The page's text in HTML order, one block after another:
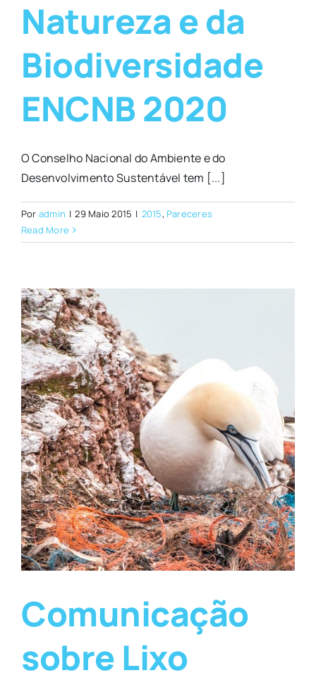
Natureza e da
Biodiversidade
ENCNB 2020
O Conselho Nacional do Ambiente e do
Desenvolvimento Sustentável tem [...]
Por admin | 29 Maio 2015 | 2015, Pareceres
Read More
Comunicação
sobre Lixo